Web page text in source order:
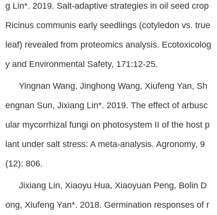
g Lin*. 2019. Salt-adaptive strategies in oil seed crop
Ricinus communis early seedlings (cotyledon vs. true
leaf) revealed from proteomics analysis. Ecotoxicolog
y and Environmental Safety, 171:12-25.
Yingnan Wang, Jinghong Wang, Xiufeng Yan, Sh
engnan Sun, Jixiang Lin*. 2019. The effect of arbusc
ular mycorrhizal fungi on photosystem II of the host p
lant under salt stress: A meta-analysis. Agronomy, 9
(12): 806.
Jixiang Lin, Xiaoyu Hua, Xiaoyuan Peng, Bolin D
ong, Xiufeng Yan*. 2018. Germination responses of r